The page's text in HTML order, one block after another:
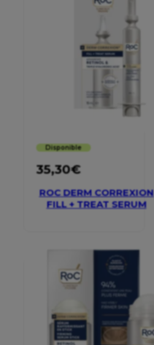
Disponible
35,30€
ROC DERM CORREXION
FILL + TREAT SERUM